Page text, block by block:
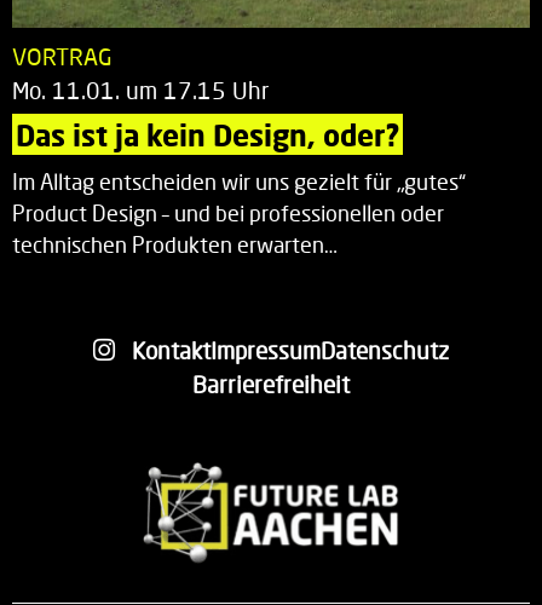
VORTRAG
Mo. 11.01. um 17.15 Uhr
Das ist ja kein Design, oder?
Im Alltag entscheiden wir uns gezielt für „gutes“
Product Design – und bei professionellen oder
technischen Produkten erwarten…
KontaktImpressumDatenschutz
Barrierefreiheit